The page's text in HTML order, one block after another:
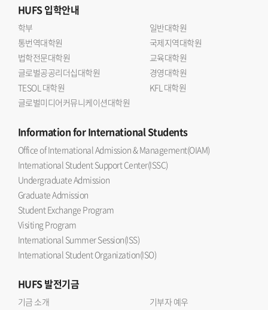
HUFS입학안내
학부
일반대학원
통번역대학원
국제지역대학원
법학전문대학원
교육대학원
글로벌공공리더십대학원
경영대학원
TESOL 대학원
KFL 대학원
글로벌미디어커뮤니케이션대학원
Informationfor International Students
Office of International Admission & Management(OIAM)
International Student Support Center(ISSC)
Undergraduate Admission
Graduate Admission
Student Exchange Program
Visiting Program
International Summer Session(ISS)
International Student Organization(ISO)
HUFS발전기금
기금 소개
기부자 예우